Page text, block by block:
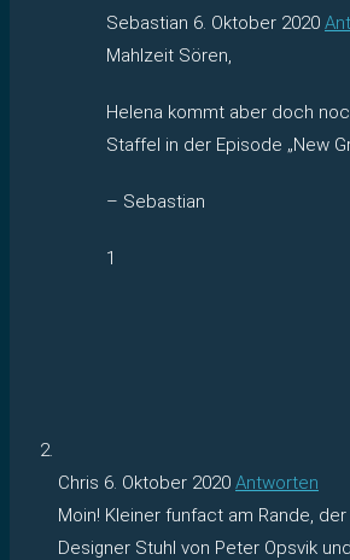
Sebastian 6. Oktober 2020
Mahlzeit Sören,
Helena kommt aber doch
Staffel in der Episode „New
– Sebastian
1
Chris 6. Oktober 2020 Antworten
Moin! Kleiner funfact am Rande, der
Designer Stuhl von Peter Opsvik